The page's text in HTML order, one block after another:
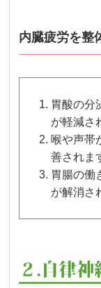
内臓疲労を整
胃酸の分
が軽減さ
喉や声帯
善されま
胃腸の働
が解消さ